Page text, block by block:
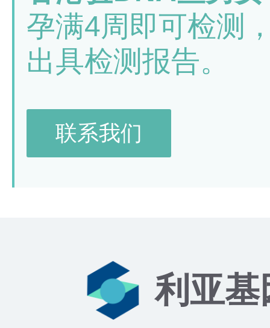
孕满4周即可检测
出具检测报告。
联系我们
利亚基